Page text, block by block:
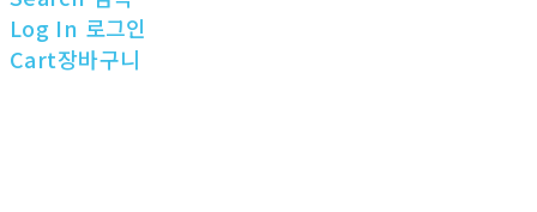
Log In 로그인
Cart장바구니